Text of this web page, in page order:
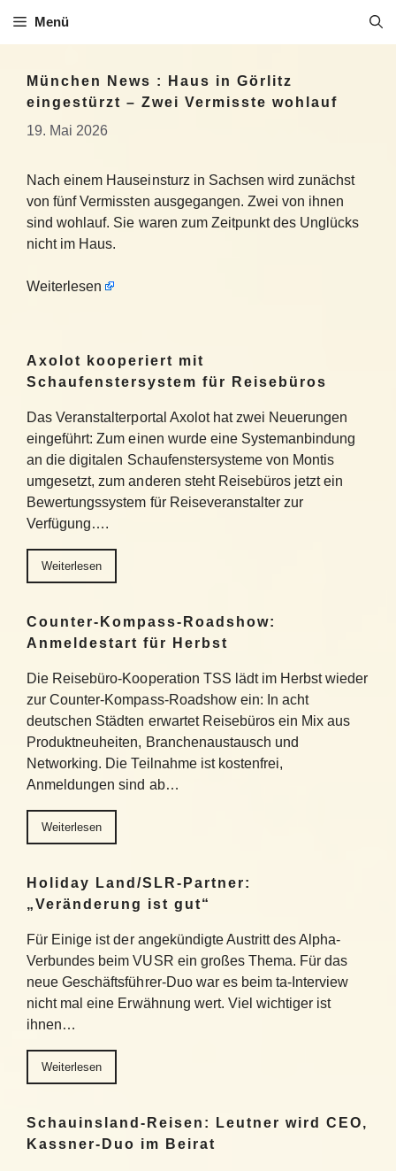
Inhalt
Menü
München News : Haus in Görlitz
eingestürzt – Zwei Vermisste wohlauf
19. Mai 2026
Nach einem Hauseinsturz in Sachsen wird zunächst
von fünf Vermissten ausgegangen. Zwei von ihnen
sind wohlauf. Sie waren zum Zeitpunkt des Unglücks
nicht im Haus.
Weiterlesen
Axolot kooperiert mit
Schaufenstersystem für Reisebüros
Das Veranstalterportal Axolot hat zwei Neuerungen
eingeführt: Zum einen wurde eine Systemanbindung
an die digitalen Schaufenstersysteme von Montis
umgesetzt, zum anderen steht Reisebüros jetzt ein
Bewertungssystem für Reiseveranstalter zur
Verfügung….
Weiterlesen
Counter-Kompass-Roadshow:
Anmeldestart für Herbst
Die Reisebüro-Kooperation TSS lädt im Herbst wieder
zur Counter-Kompass-Roadshow ein: In acht
deutschen Städten erwartet Reisebüros ein Mix aus
Produktneuheiten, Branchenaustausch und
Networking. Die Teilnahme ist kostenfrei,
Anmeldungen sind ab…
Weiterlesen
Holiday Land/SLR-Partner:
„Veränderung ist gut“
Für Einige ist der angekündigte Austritt des Alpha-
Verbundes beim VUSR ein großes Thema. Für das
neue Geschäftsführer-Duo war es beim ta-Interview
nicht mal eine Erwähnung wert. Viel wichtiger ist
ihnen…
Weiterlesen
Schauinsland-Reisen: Leutner wird CEO,
Kassner-Duo im Beirat